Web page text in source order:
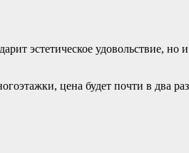
эстетическое удовольствие,
цена будет почти в два